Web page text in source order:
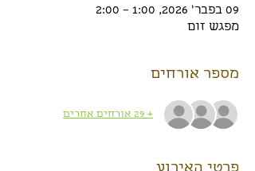
09 בפבר׳ 2026, 1:00 – 2:00
מפגש זום
מספר אורחים
+ 29 אורחים אחרים